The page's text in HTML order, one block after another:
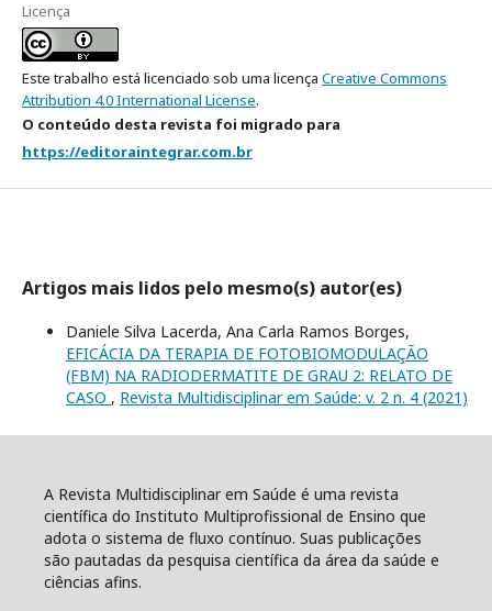
Licença
Este trabalho está licenciado sob uma licença Creative Commons
Attribution 4.0 International License.
O conteúdo desta revista foi migrado para
https://editoraintegrar.com.br
Artigos mais lidos pelo mesmo(s) autor(es)
Daniele Silva Lacerda, Ana Carla Ramos Borges,
EFICÁCIA DA TERAPIA DE FOTOBIOMODULAÇÃO
(FBM) NA RADIODERMATITE DE GRAU 2: RELATO DE
CASO , Revista Multidisciplinar em Saúde: v. 2 n. 4 (2021)
A Revista Multidisciplinar em Saúde é uma revista
científica do Instituto Multiprofissional de Ensino que
adota o sistema de fluxo contínuo. Suas publicações
são pautadas da pesquisa científica da área da saúde e
ciências afins.